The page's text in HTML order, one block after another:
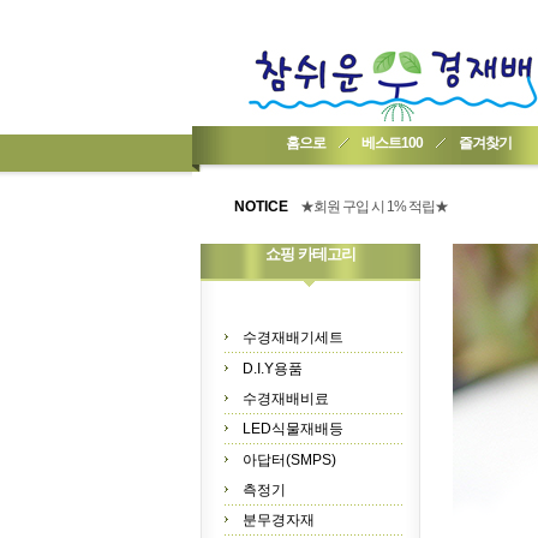
홈으로 베스트100 즐겨찾기
NOTICE
★회원 구입 시 1% 적립★
쇼핑 카테고리
수경재배기세트
D.I.Y용품
수경재배비료
LED식물재배등
아답터(SMPS)
측정기
분무경자재